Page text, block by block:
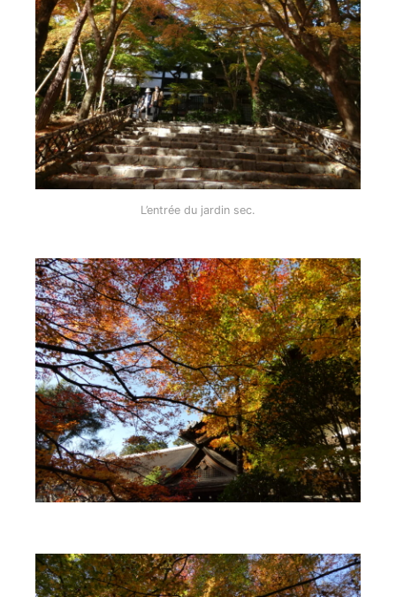
L’entrée du jardin sec.